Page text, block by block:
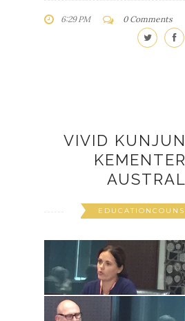
6:29 PM 0 Comments
VIVID